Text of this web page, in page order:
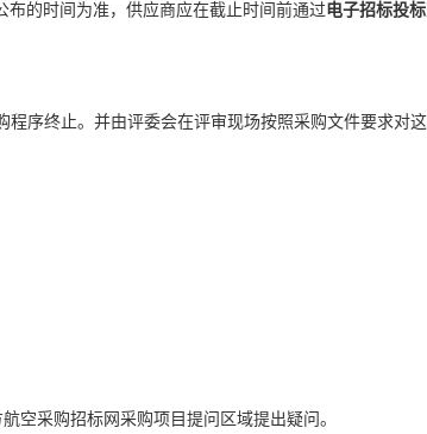
布的时间为准 ， 供应商应在截止时间前通过电子招标投
程序终止。 并由评委会在评审现场按照采购文件要求对
空采购招标网 采购项目提问区域提出疑问。